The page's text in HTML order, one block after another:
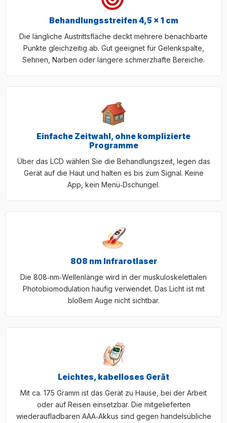
Behandlungsstreifen 4,5 × 1 cm
Die längliche Austrittsfläche deckt mehrere benachbarte
Punkte gleichzeitig ab. Gut geeignet für Gelenkspalte,
Sehnen, Narben oder längere schmerzhafte Bereiche.
Einfache Zeitwahl, ohne komplizierte
Programme
Über das LCD wählen Sie die Behandlungszeit, legen das
Gerät auf die Haut und halten es bis zum Signal. Keine
App, kein Menü‑Dschungel.
808 nm Infrarotlaser
Die 808‑nm‑Wellenlänge wird in der muskuloskelettalen
Photobiomodulation häufig verwendet. Das Licht ist mit
bloßem Auge nicht sichtbar.
Leichtes, kabelloses Gerät
Mit ca. 175 Gramm ist das Gerät zu Hause, bei der Arbeit
oder auf Reisen einsetzbar. Die mitgelieferten
wiederaufladbaren AAA‑Akkus sind gegen handelsübliche